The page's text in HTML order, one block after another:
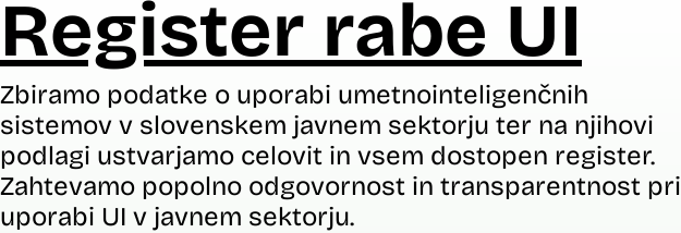
Register rabe UI
Zbiramo podatke o uporabi umetnointeligenčnih
sistemov v slovenskem javnem sektorju ter na njihovi
podlagi ustvarjamo celovit in vsem dostopen register.
Zahtevamo popolno odgovornost in transparentnost pri
uporabi UI v javnem sektorju.